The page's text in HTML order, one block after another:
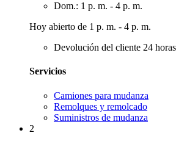
Dom.: 1 p. m. - 4 p. m.
Hoy abierto de 1 p. m. - 4 p. m.
Devolución del cliente 24 horas
Servicios
Camiones para mudanza
Remolques y remolcado
Suministros de mudanza
2